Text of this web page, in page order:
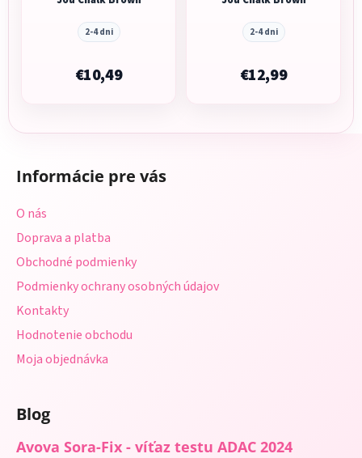
2-4 dni
€10,49
2-4 dni
€12,99
Informácie pre vás
O nás
Doprava a platba
Obchodné podmienky
Podmienky ochrany osobných údajov
Kontakty
Hodnotenie obchodu
Moja objednávka
Blog
Avova Sora-Fix - víťaz testu ADAC 2024